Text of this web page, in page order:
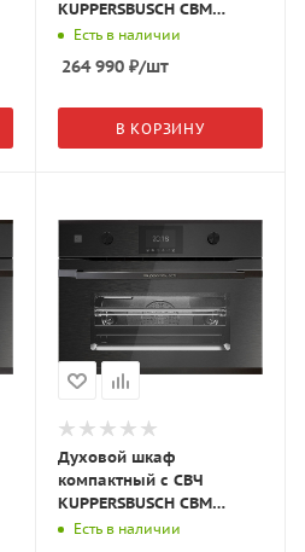
KUPPERSBUSCH CBM
6330.0 S2 чёрное
стекло/Black Chrome
Есть в наличии
264 990₽/шт
В КОРЗИНУ
Духовой шкаф
компактный с СВЧ
KUPPERSBUSCH CBM
6350.0 GPH 5 графитовое
Есть в наличии